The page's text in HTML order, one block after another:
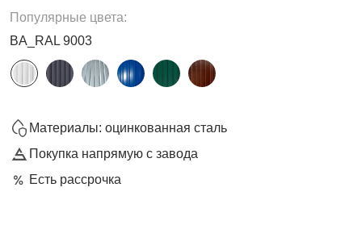
Популярные цвета:
BA_RAL 9003
Материалы: оцинкованная сталь
Покупка напрямую с завода
Есть рассрочка